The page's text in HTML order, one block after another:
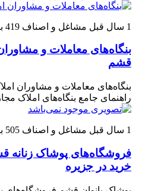
1 سال قبل مشاغل و اصناف 419 بازدید
بنگاه‌های معاملات و
قشم
بنگاه‌های معاملات و مشاوران
راهنمای جامع بنگاه‌های املاک
1 سال قبل مشاغل و اصناف 505 بازدید
فروشگاه‌های پوشاک زنانه
خرید در جزیره